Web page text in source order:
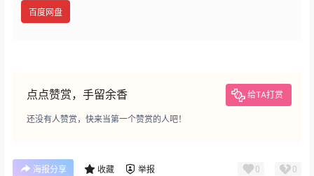
百度网盘
点点赞赏，手留余香 给TA打赏
还没有人赞赏，快来当第一个赞赏的人吧！
海报分享 收藏 举报 0 0